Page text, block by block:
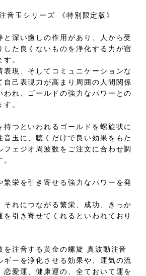
音玉シリーズ 《特別限定版》
と深い癒しの作用があり、人から受
した良くないものを浄化する力が宿
。
表現、そしてコミュニケーションな
自己表現力が高まり周囲の人間関係
われ、ゴールドの強力なパワーとの
。
持つといわれるゴールドを螺旋状に
音玉に、聴くだけで良い効果をもた
フェジオ周波数をご注文に合わせ調
繁栄を引き寄せる強力なパワーを発
それにつながる繁栄、成功、きっか
を引き寄せてくれるといわれており
を注音する黄金の螺旋 真波動注音
ギーを浄化させる効果や、運気の流
恋愛運、健康運の、全ておいて運を